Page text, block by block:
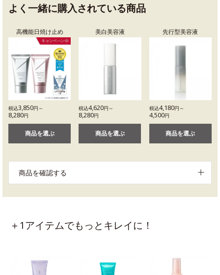
よく一緒に購入されている商品
高機能日焼け止め
税込3,850円～
8,280円
商品を選ぶ
美白美容液
税込4,620円～
8,280円
商品を選ぶ
先行型美容液
税込4,180円～
4,500円
商品を選ぶ
商品を確認する
＋1アイテムでもっとキレイに！